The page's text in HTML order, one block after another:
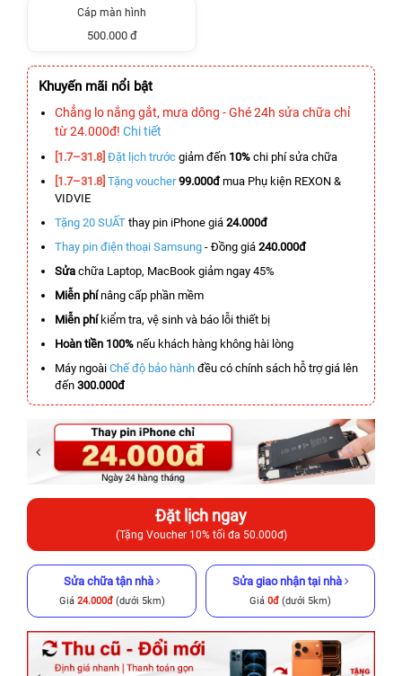
Cáp màn hình
500.000 đ
Khuyến mãi nổi bật
Chẳng lo nắng gắt, mưa dông - Ghé 24h sửa chữa chỉ
từ 24.000đ! Chi tiết
[1.7–31.8] Đặt lịch trước giảm đến 10% chi phí sửa chữa
[1.7–31.8] Tặng voucher 99.000đmua Phụ kiện REXON &
VIDVIE
Tặng 20 SUẤT thay pin iPhone giá 24.000đ
Thay pin điện thoại Samsung - Đồng giá 240.000đ
Sửa chữa Laptop, MacBook giảm ngay 45%
Miễn phínâng cấp phần mềm
Miễn phíkiểm tra, vệ sinh và báo lỗi thiết bị
Hoàn tiền 100% nếu khách hàng không hài lòng
Máy ngoài Chế độ bảo hành đều có chính sách hỗ trợ giá lên
đến 300.000đ
Đặt lịch ngay
(Tặng Voucher 10% tối đa 50.000đ)
Sửa chữa tận nhà
Giá 24.000đ(dưới 5km)
Sửa giao nhận tại nhà
Giá 0đ (dưới 5km)